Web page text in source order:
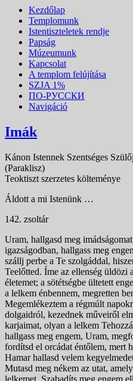
Kezdőlap
Templomunk
Istentiszteletek rendje
Papság
Múzeumunk
Kapcsolat
A templom felújítása
SZJA 1%
ПО-РУССКИ
Navigáció
Imák
Kánon Istennek Szentséges
(Paraklisz)
Teoktiszt szerzetes költeménye
Áldott a mi Istenünk …
142. zsoltár
Uram, hallgasd meg
igazságodban, hallgass meg
szállj perbe a Te szolgáddal,
Teelőtted. Íme az ellenség üldözi
életemet; a sötétségbe ültetett
a lelkem énbennem, megretten
Megemlékeztem a régmúlt
dolgaidról, kezednek műveiről
karjaimat, olyan a lelkem
hallgass meg engem, Uram,
fordítsd el orcádat éntőlem, mert
Hamar hallasd velem
Mutasd meg nékem az utat,
lelkemet. Szabadíts meg engem